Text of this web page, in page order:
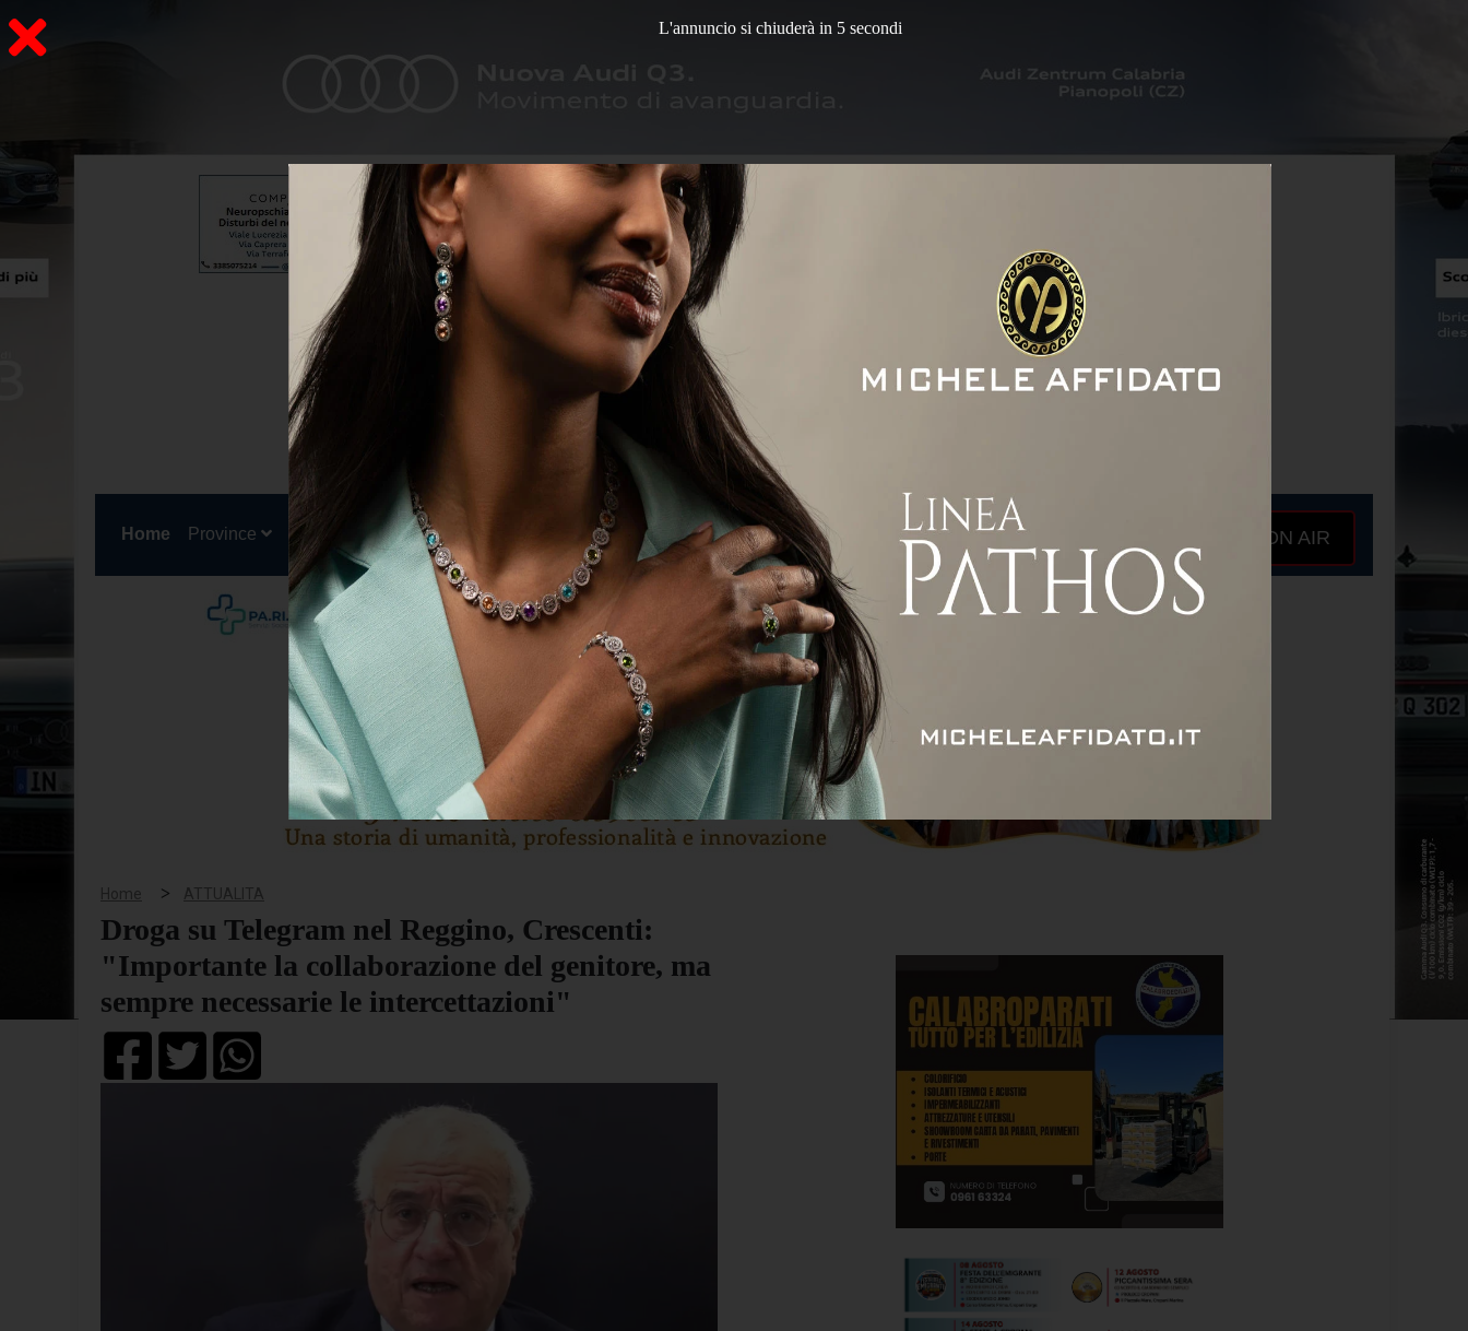
Home (current)
Province Cronaca Politica Attualità Economia Sport Servizi ON AIR
Home > ATTUALITA
Droga su Telegram nel Reggino, Crescenti:
"Importante la collaborazione del genitore, ma
sempre necessarie le intercettazioni"
L'annuncio si chiuderà in 3 secondi